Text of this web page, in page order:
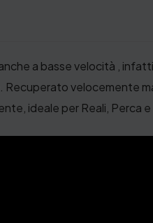
a basse velocità ,
velocemente
ideale per Reali, Perca